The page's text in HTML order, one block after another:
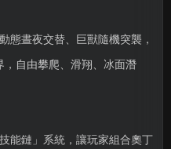
態晝夜交替、巨獸隨機突襲，
自由攀爬、滑翔、冰面潛
能鏈」系統，讓玩家組合奧丁